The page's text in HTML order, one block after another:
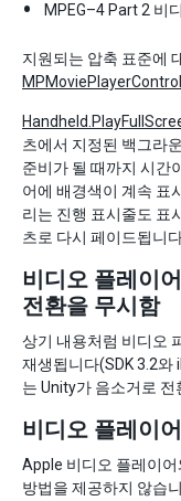
MPEG–4 Part 2 비
지원되는 압축 표준에
츠에서 지정된 백그라
준비가 될 때까지 시간
어에 배경색이 계속 표
리는 진행 표시줄도 표
츠로 다시 페이드됩니
비디오 플레이
전환을 무시함
상기 내용처럼 비디오
재생됩니다(SDK 3.2와
는 Unity가 음소거로
비디오 플레이
Apple 비디오 플레이
방법을 제공하지 않습